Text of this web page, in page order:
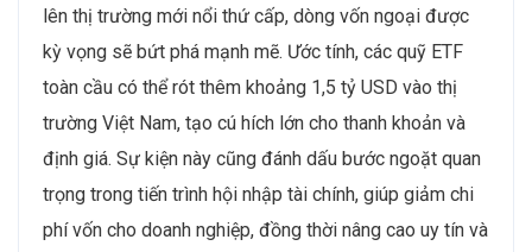
lên thị trường mới nổi thứ cấp, dòng vốn ngoại được
kỳ vọng sẽ bứt phá mạnh mẽ. Ước tính, các quỹ ETF
toàn cầu có thể rót thêm khoảng 1,5 tỷ USD vào thị
trường Việt Nam, tạo cú hích lớn cho thanh khoản và
định giá. Sự kiện này cũng đánh dấu bước ngoặt quan
trọng trong tiến trình hội nhập tài chính, giúp giảm chi
phí vốn cho doanh nghiệp, đồng thời nâng cao uy tín và